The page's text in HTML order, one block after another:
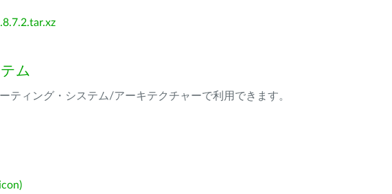
ム
ティング・システム/アーキテクチャーで利用できます。